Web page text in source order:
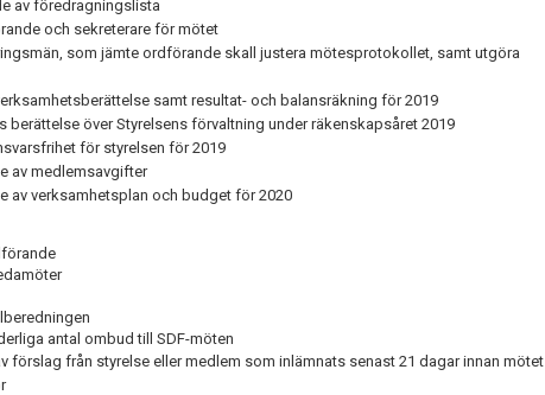
av föredragningslista
och sekreterare för mötet
som jämte ordförande skall justera mötesprotokollet, samt utgöra
samt resultat- och balansräkning för 2019
över Styrelsens förvaltning under räkenskapsåret 2019
för styrelsen för 2019
av medlemsavgifter
av verksamhetsplan och budget för 2020
antal ombud till SDF-möten
förslag från styrelse eller medlem som inlämnats senast 21 dagar innan mötet